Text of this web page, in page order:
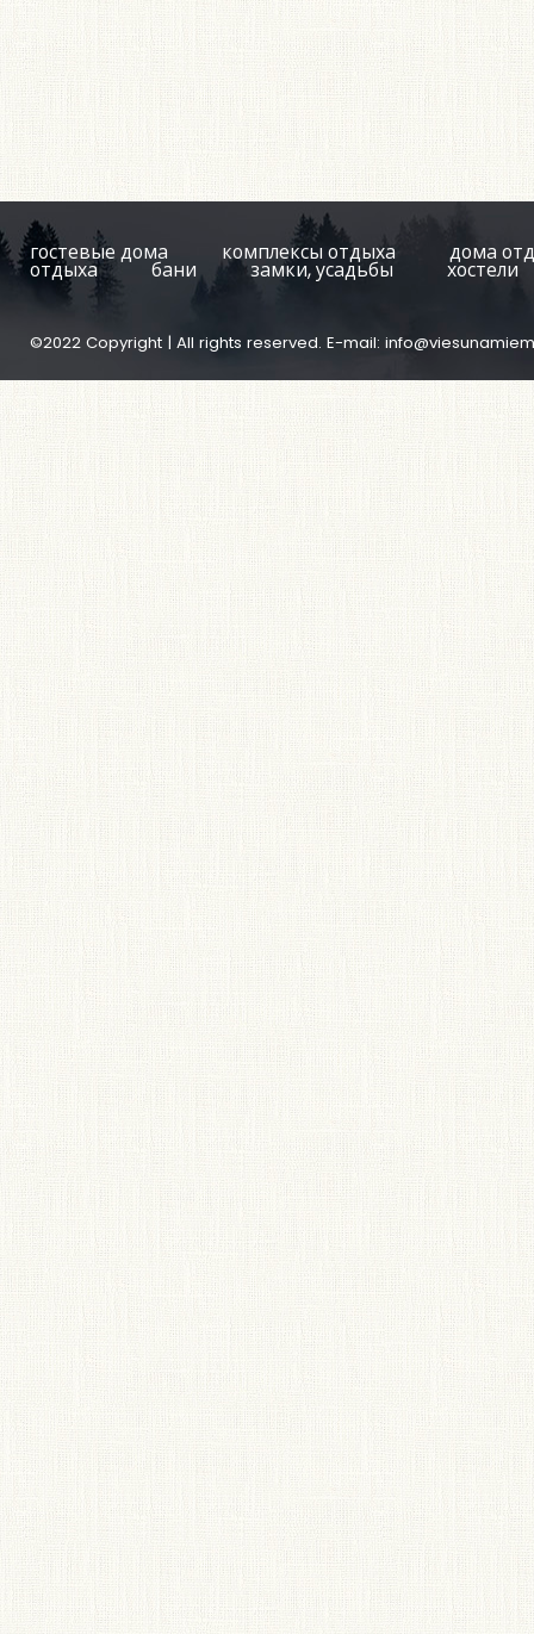
гостевые дома комплексы отдыха дома
отдыха бани замки, усадьбы хостели
©2022 Copyright | All rights reserved. E-mail: